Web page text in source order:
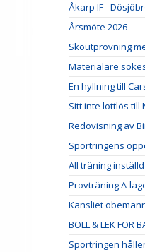
Åkarp IF -
Årsmöte 2026
Skoutprovning
Materialare
En hyllning till
Sitt inte lottlös till
Redovisning av
Sportringens
All träning
Provträning A-
Kansliet
BOLL & LEK FÖR
Sportringen